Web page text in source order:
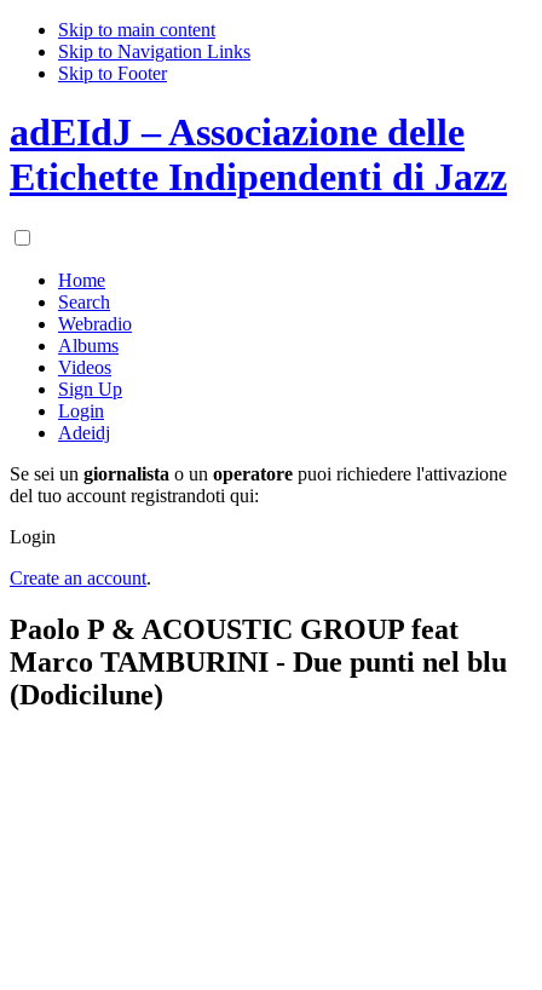
Skip to main content
Skip to Navigation Links
Skip to Footer
adEIdJ – Associazione delle
Etichette Indipendenti di Jazz
Home
Search
Webradio
Albums
Videos
Sign Up
Login
Adeidj
Se sei un giornalista o un operatore puoi richiedere l'attivazione
del tuo account registrandoti qui:
Login
Create an account.
Paolo P & ACOUSTIC GROUP feat
Marco TAMBURINI - Due punti nel blu
(Dodicilune)